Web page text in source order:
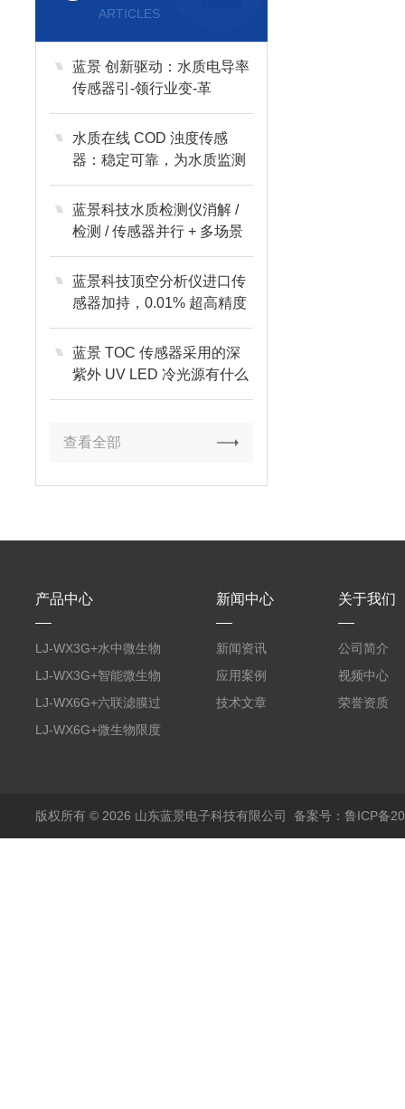
ARTICLES
蓝景 创新驱动：水质电导率
传感器引-领行业变-革
水质在线 COD 浊度传感
器：稳定可靠，为水质监测
保驾护航
蓝景科技水质检测仪消解 /
检测 / 传感器并行 + 多场景
适配
蓝景科技顶空分析仪进口传
感器加持，0.01% 超高精度
铸就专业
蓝景 TOC 传感器采用的深
紫外 UV LED 冷光源有什么
优势？​
查看全部
产品中心
LJ-WX3G+水中微生物
膜过滤装置
LJ-WX3G+智能微生物
限度仪
LJ-WX6G+六联滤膜过
滤器
LJ-WX6G+微生物限度
新闻中心
新闻资讯
应用案例
技术文章
关于我们
公司简介
视频中心
荣誉资质
版权所有 © 2026 山东蓝景电子科技有限公司 备案号：鲁ICP备